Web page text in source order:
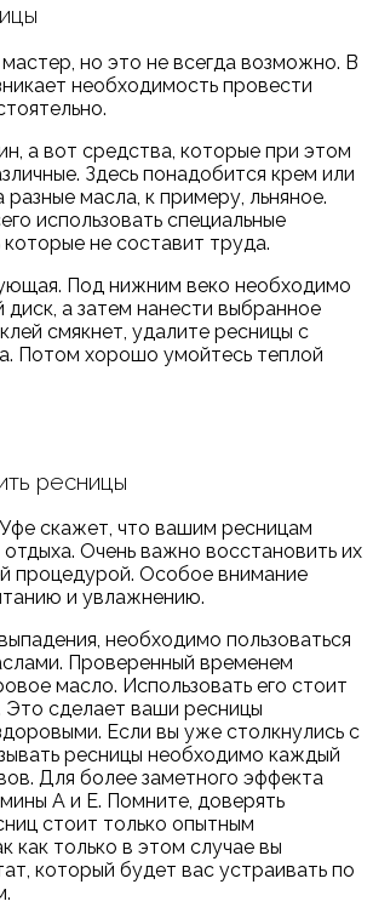
но это не всегда возможно. В
необходимость провести
а вот средства, которые при этом
Здесь понадобится крем или
разные масла, к примеру, льняное.
использовать специальные
которые не составит труда.
Под нижним веко необходимо
диск, а затем нанести выбранное
смякнет, удалите ресницы с
Потом хорошо умойтесь теплой
ресницы
скажет, что вашим ресницам
Очень важно восстановить их
процедурой. Особое внимание
и увлажнению.
необходимо пользоваться
Проверенный временем
масло. Использовать его стоит
Это сделает ваши ресницы
Если вы уже столкнулись с
ресницы необходимо каждый
Для более заметного эффекта
А и Е. Помните, доверять
стоит только опытным
как только в этом случае вы
который будет вас устраивать по